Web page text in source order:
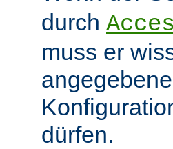
durch
muss er
dürfen.